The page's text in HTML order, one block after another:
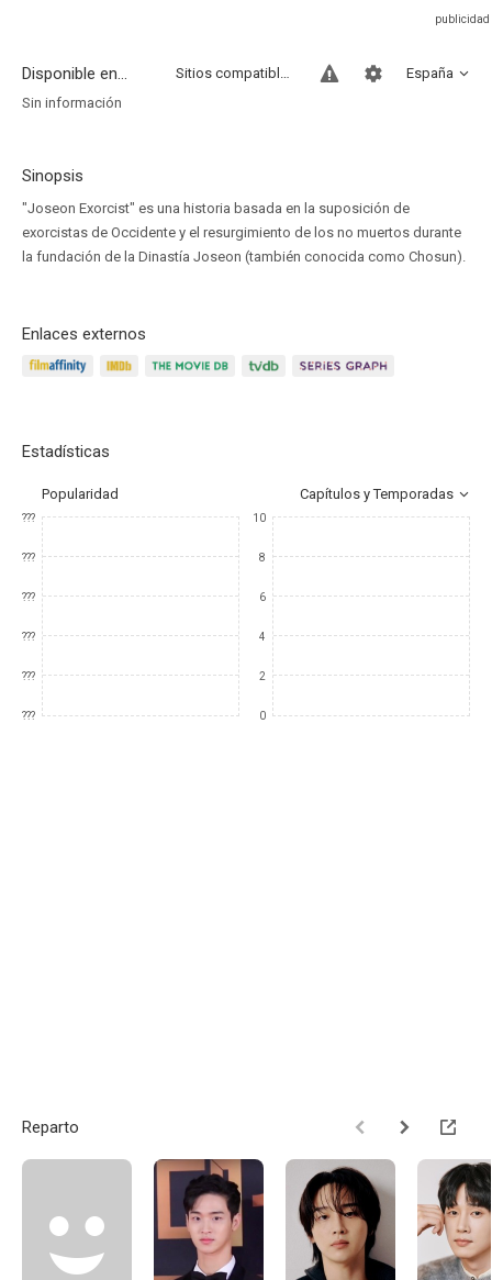
Disponible en... España
Sitios compatibles
Sin información
Sinopsis
"Joseon Exorcist" es una historia basada en la suposición de
exorcistas de Occidente y el resurgimiento de los no muertos durante
la fundación de la Dinastía Joseon (también conocida como Chosun).
Enlaces externos
Estadísticas
Popularidad Capítulos y Temporadas
???
???
???
???
???
???
10
8
6
4
2
0
Reparto